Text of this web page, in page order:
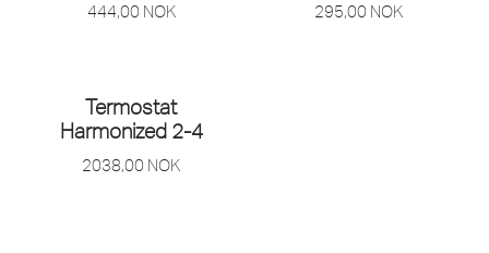
444,00 NOK 295,00 NOK
Termostat
Harmonized 2-4
2038,00 NOK